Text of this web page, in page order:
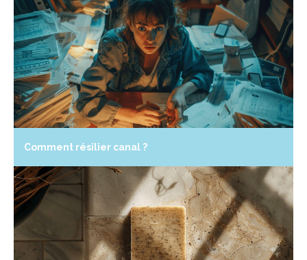
Comment résilier canal ?